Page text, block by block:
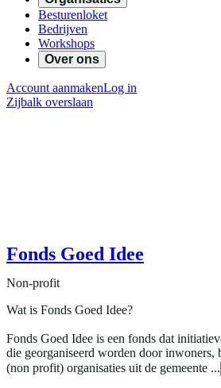
Besturenloket
Bedrijven
Workshops
Over ons
Account aanmakenLog in
Zijbalk overslaan
Fonds Goed Idee
Non-profit
Wat is Fonds Goed Idee?
Fonds Goed Idee is een fonds dat
die georganiseerd worden door inwoners,
(non profit) organisaties uit de gemeente ...